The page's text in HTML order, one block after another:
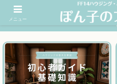
FF14ハウジングお役立ちサイ
メニュー